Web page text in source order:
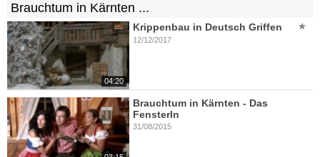
Brauchtum in Kärnten ...
04:20
Krippenbau in Deutsch Griffen
12/12/2017
Brauchtum in Kärnten - Das
Fensterln
31/08/2015